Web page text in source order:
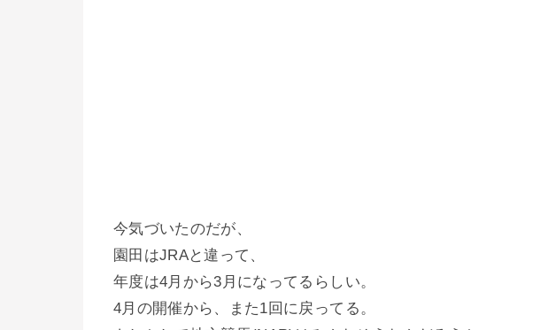
今気づいたのだが、
園田はJRAと違って、
年度は4月から3月になってるらしい。
4月の開催から、また1回に戻ってる。